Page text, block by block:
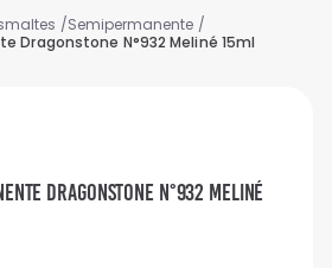
Semipermanente
Dragonstone N°932 Meliné 15ml
Dragonstone N°932 Meliné